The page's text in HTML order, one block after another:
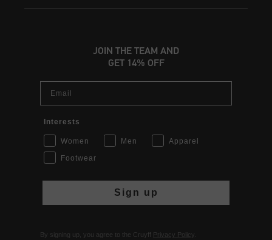
JOIN THE TEAM AND
GET 14% OFF
Interests
Women Men
Apparel
Footwear
Sign up
By signing up, you agree to the Cruyff Privacy Policy